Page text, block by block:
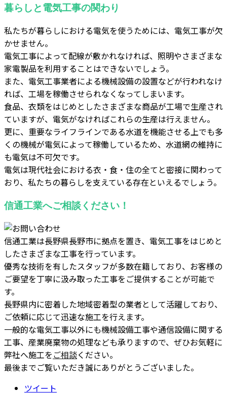
暮らしと電気工事の関わり
私たちが暮らしにおける電気を使うためには、電気工事が欠
かせません。
電気工事によって配線が敷かれなければ、照明やさまざまな
家電製品を利用することはできないでしょう。
また、電気工事業者による機械設備の設置などが行われなけ
れば、工場を稼働させられなくなってしまいます。
食品、衣類をはじめとしたさまざまな商品が工場で生産され
ていますが、電気がなければこれらの生産は行えません。
更に、重要なライフラインである水道を機能させる上でも多
くの機械が電気によって稼働しているため、水道網の維持に
も電気は不可欠です。
電気は現代社会における衣・食・住の全てと密接に関わって
おり、私たちの暮らしを支えている存在といえるでしょう。
信通工業へご相談ください！
信通工業は長野県長野市に拠点を置き、電気工事をはじめと
したさまざまな工事を行っています。
優秀な技術を有したスタッフが多数在籍しており、お客様の
ご要望を丁寧に汲み取った工事をご提供することが可能で
す。
長野県内に密着した地域密着型の業者として活躍しており、
ご依頼に応じて迅速な施工を行えます。
一般的な電気工事以外にも機械設備工事や通信設備に関する
工事、産業廃棄物の処理なども承りますので、ぜひお気軽に
弊社へ施工をご相談ください。
最後までご覧いただき誠にありがとうございました。
ツイート